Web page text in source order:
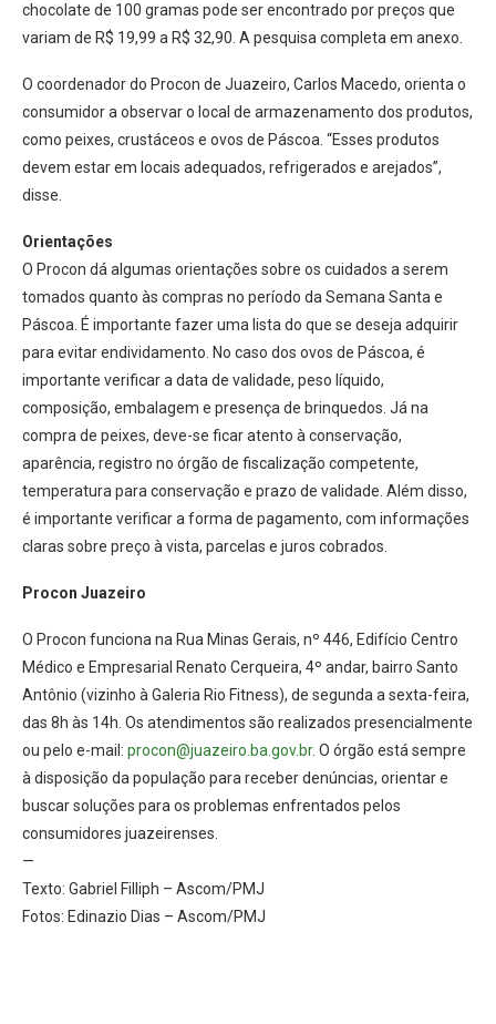
chocolate de 100 gramas pode ser encontrado por preços que
variam de R$ 19,99 a R$ 32,90. A pesquisa completa em anexo.
O coordenador do Procon de Juazeiro, Carlos Macedo, orienta o
consumidor a observar o local de armazenamento dos produtos,
como peixes, crustáceos e ovos de Páscoa. “Esses produtos
devem estar em locais adequados, refrigerados e arejados”,
disse.
Orientações
O Procon dá algumas orientações sobre os cuidados a serem
tomados quanto às compras no período da Semana Santa e
Páscoa. É importante fazer uma lista do que se deseja adquirir
para evitar endividamento. No caso dos ovos de Páscoa, é
importante verificar a data de validade, peso líquido,
composição, embalagem e presença de brinquedos. Já na
compra de peixes, deve-se ficar atento à conservação,
aparência, registro no órgão de fiscalização competente,
temperatura para conservação e prazo de validade. Além disso,
é importante verificar a forma de pagamento, com informações
claras sobre preço à vista, parcelas e juros cobrados.
Procon Juazeiro
O Procon funciona na Rua Minas Gerais, nº 446, Edifício Centro
Médico e Empresarial Renato Cerqueira, 4º andar, bairro Santo
Antônio (vizinho à Galeria Rio Fitness), de segunda a sexta-feira,
das 8h às 14h. Os atendimentos são realizados presencialmente
ou pelo e-mail: procon@juazeiro.ba.gov.br. O órgão está sempre
à disposição da população para receber denúncias, orientar e
buscar soluções para os problemas enfrentados pelos
consumidores juazeirenses.
—
Texto: Gabriel Filliph – Ascom/PMJ
Fotos: Edinazio Dias – Ascom/PMJ